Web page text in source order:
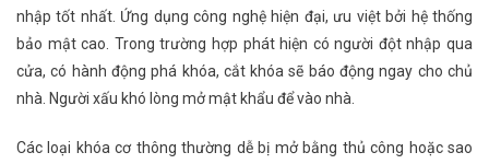
nhập tốt nhất. Ứng dụng công nghệ hiện đại, ưu việt bởi hệ thống
bảo mật cao. Trong trường hợp phát hiện có người đột nhập qua
cửa, có hành động phá khóa, cắt khóa sẽ báo động ngay cho chủ
nhà. Người xấu khó lòng mở mật khẩu để vào nhà.
Các loại khóa cơ thông thường dễ bị mở bằng thủ công hoặc sao